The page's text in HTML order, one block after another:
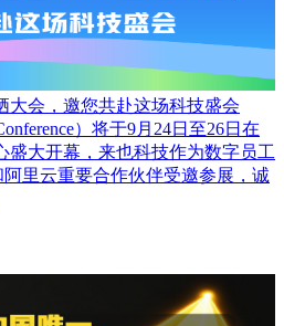
大会，邀您共赴这场科技盛会
）将于9月24日至26日在
盛大开幕，来也科技作为数字员工
里云重要合作伙伴受邀参展，诚